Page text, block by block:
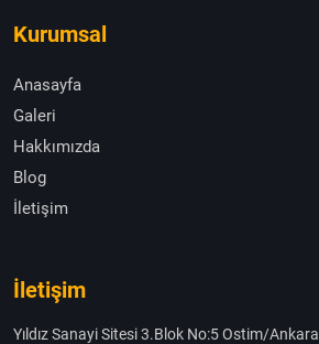
Kurumsal
Anasayfa
Galeri
Hakkımızda
Blog
İletişim
İletişim
Yıldız Sanayi Sitesi 3.Blok No:5 Ostim/Ankara